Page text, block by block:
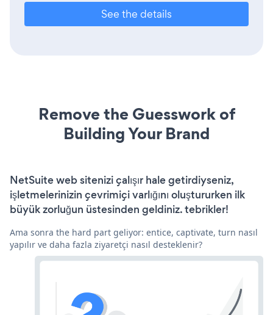
See the details
Remove the Guesswork of
Building Your Brand
NetSuite web sitenizi çalışır hale getirdiyseniz,
işletmelerinizin çevrimiçi varlığını oluştururken ilk
büyük zorluğun üstesinden geldiniz. tebrikler!
Ama sonra the hard part geliyor: entice, captivate, turn nasıl
yapılır ve daha fazla ziyaretçi nasıl desteklenir?